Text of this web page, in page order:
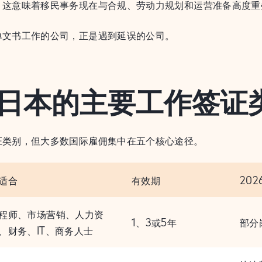
意味着移民事务现在与合规、劳动力规划和运营准备高度
书工作的公司，正是遇到延误的公司。
本的主要工作签证
别，但大多数国际雇佣集中在五个核心途径。
合 有效期
师、市场营销、人力资
财务、IT、商务人士
1、3或5年 部分